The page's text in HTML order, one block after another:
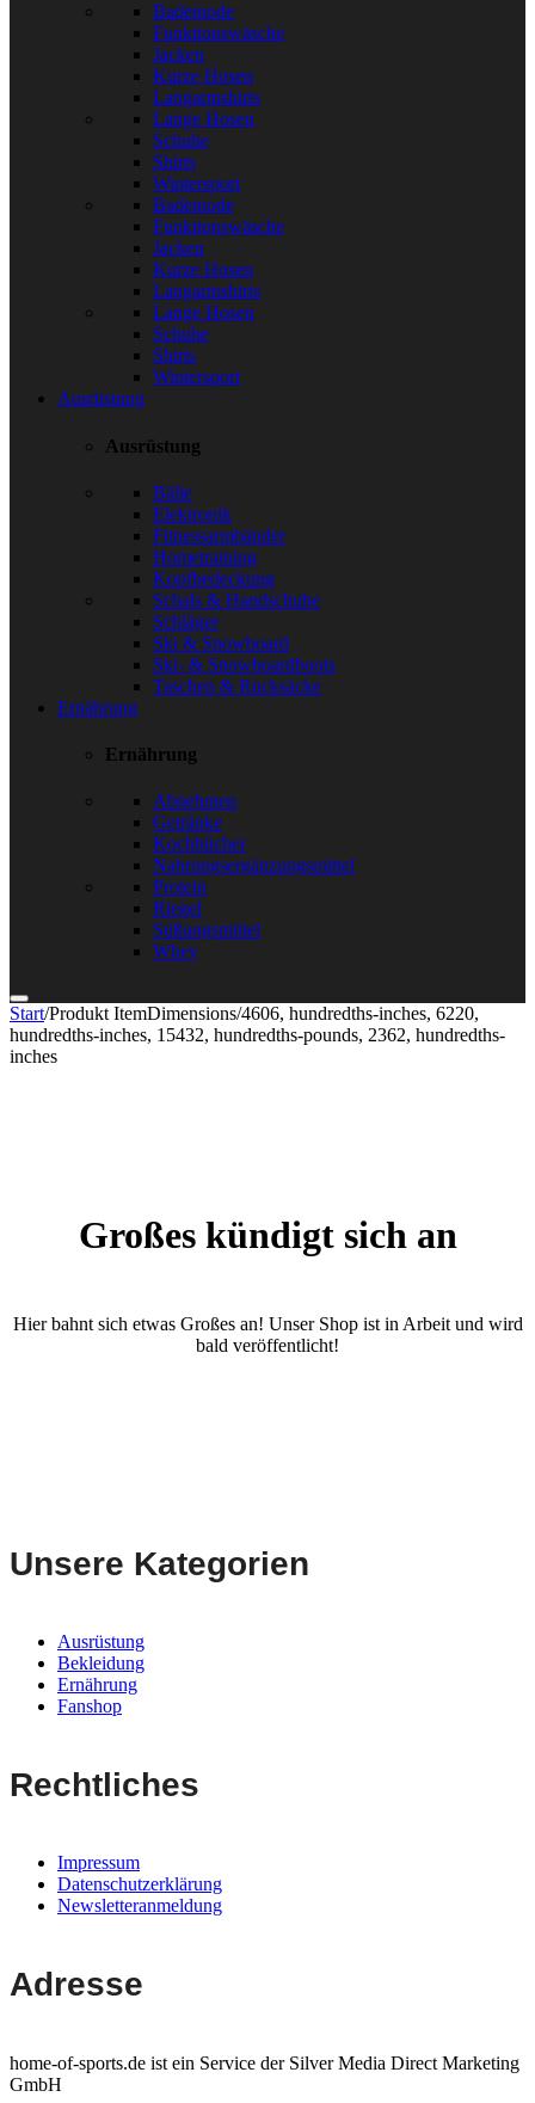
Bademode
Funktionswäsche
Jacken
Kurze Hosen
Langarmshirts
Lange Hosen
Schuhe
Shirts
Wintersport
Bademode
Funktionswäsche
Jacken
Kurze Hosen
Langarmshirts
Lange Hosen
Schuhe
Shirts
Wintersport
Ausrüstung
Ausrüstung
Bälle
Elektronik
Fitnessarmbänder
Hometraining
Kopfbedeckung
Schals & Handschuhe
Schläger
Ski & Snowboard
Ski- & Snowboardboots
Taschen & Rucksäcke
Ernährung
Ernährung
Abnehmen
Getränke
Kochbücher
Nahrungsergänzungsmittel
Protein
Riegel
Süßungsmittel
Whey
Start/Produkt ItemDimensions/4606, hundredths-inches, 6220,
hundredths-inches, 15432, hundredths-pounds, 2362, hundredths-
inches
Großes kündigt sich an
Hier bahnt sich etwas Großes an! Unser Shop ist in Arbeit und wird
bald veröffentlicht!
Unsere Kategorien
Ausrüstung
Bekleidung
Ernährung
Fanshop
Rechtliches
Impressum
Datenschutzerklärung
Newsletteranmeldung
Adresse
home-of-sports.de ist ein Service der Silver Media Direct Marketing
GmbH